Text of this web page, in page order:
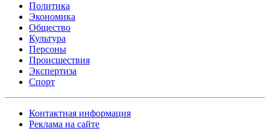
Политика
Экономика
Общество
Культура
Персоны
Происшествия
Экспертиза
Спорт
Контактная информация
Реклама на сайте